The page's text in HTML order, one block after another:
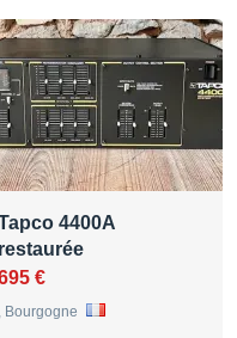
4400A
restaurée
€
, Bourgogne